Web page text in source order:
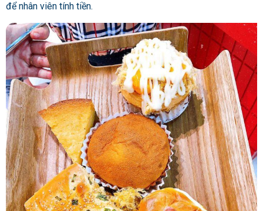
để nhân viên tính tiền.